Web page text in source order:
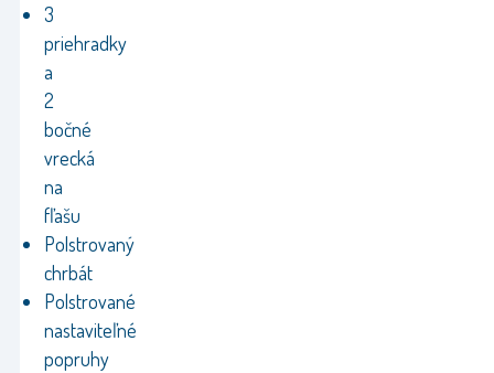
3
priehradky
a
2
bočné
vrecká
na
fľašu
Polstrovaný
chrbát
Polstrované
nastaviteľné
popruhy